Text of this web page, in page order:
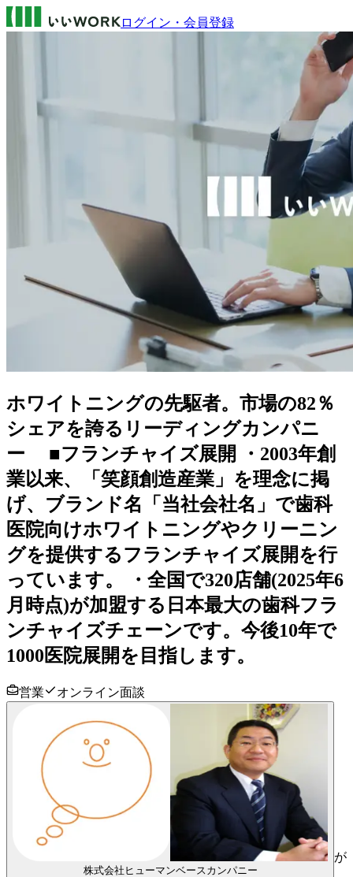
ログイン・会員登録
ホワイトニングの先駆者。市場の82％
シェアを誇るリーディングカンパニ
ー ■フランチャイズ展開 ・2003年創
業以来、「笑顔創造産業」を理念に掲
げ、ブランド名「当社会社名」で歯科
医院向けホワイトニングやクリーニン
グを提供するフランチャイズ展開を行
っています。 ・全国で320店舗(2025年6
月時点)が加盟する日本最大の⻭科フラ
ンチャイズチェーンです。今後10年で
1000医院展開を目指します。
営業 オンライン面談
株式会社ヒューマンベースカンパニー
が